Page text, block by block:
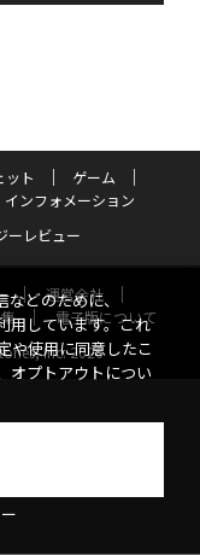
ット
ゲーム
インフォメーション
ーレビュー
運営会社
電子版について
Inc. 2026
どのために、
用しています。これ
や使用に同意したこ
オプトアウトについ